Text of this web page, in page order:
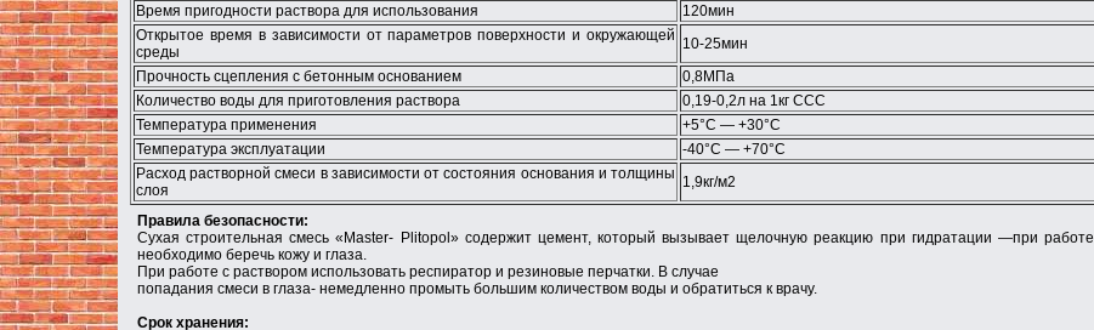
Время пригодности раствора для использования
120мин
Открытое время в зависимости от параметров поверхности и окружающей
среды
10-25мин
Прочность сцепления с бетонным основанием
0,8МПа
Количество воды для приготовления раствора
0,19-0,2л на 1кг ССС
Температура применения
+5°С — +30°С
Температура эксплуатации
-40°С — +70°С
Расход растворной смеси в зависимости от состояния основания и толщины
слоя
1,9кг/м2
Правила безопасности:
Сухая строительная смесь «Мaster- Plitopol» содержит цемент, который вызывает щелочную реакцию при гидратации —при работе
необходимо беречь кожу и глаза.
При работе с раствором использовать респиратор и резиновые перчатки. В случае
попадания смеси в глаза- немедленно промыть большим количеством воды и обратиться к врачу.
Срок хранения: